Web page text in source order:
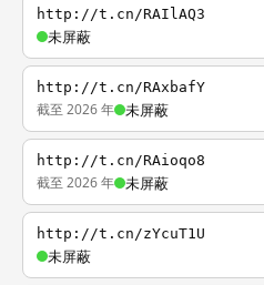
http://t.cn/RAIlAQ3
未屏蔽
http://t.cn/RAxbafY
截至 2026 年 未屏蔽
http://t.cn/RAioqo8
截至 2026 年 未屏蔽
http://t.cn/zYcuT1U
未屏蔽